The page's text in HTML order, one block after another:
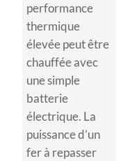
performance
thermique
élevée peut être
chauffée avec
une simple
batterie
électrique. La
puissance d’un
fer à repasser